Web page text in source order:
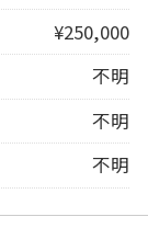
¥250,000
不明
不明
不明